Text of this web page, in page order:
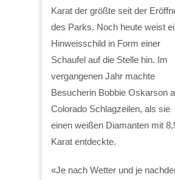
Karat der größte seit der
des Parks. Noch heute weist
Hinweisschild in Form einer
Schaufel auf die Stelle hin. Im
vergangenen Jahr machte
Besucherin Bobbie Oskarson
Colorado Schlagzeilen, als sie
einen weißen Diamanten mit
Karat entdeckte.
«Je nach Wetter und je